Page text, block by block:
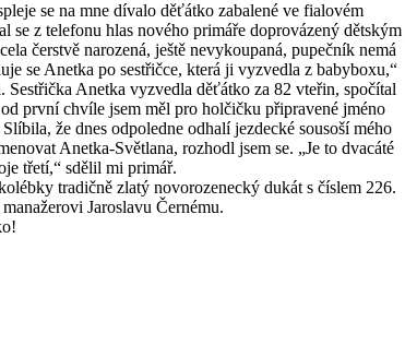
se na mne dívalo děťátko zabalené ve fialovém
z telefonu hlas nového primáře doprovázený dětským
čerstvě narozená, ještě nevykoupaná, pupečník nemá
se Anetka po sestřičce, která ji vyzvedla z babyboxu,“
Anetka vyzvedla děťátko za 82 vteřin, spočítal
první chvíle jsem měl pro holčičku připravené jméno
že dnes odpoledne odhalí jezdecké sousoší mého
Anetka-Světlana, rozhodl jsem se. „Je to dvacáté
třetí,“ sdělil mi primář.
tradičně zlatý novorozenecký dukát s číslem 226.
Jaroslavu Černému.